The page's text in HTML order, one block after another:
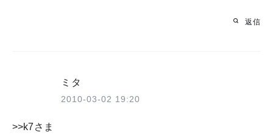
返信
ミタ
2010-03-02 19:20
>>k7さま